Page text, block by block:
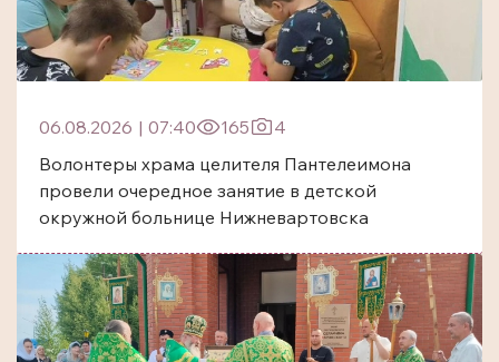
06.08.2026 | 07:40 165
4
Волонтеры храма целителя Пантелеимона
провели очередное занятие в детской
окружной больнице Нижневартовска